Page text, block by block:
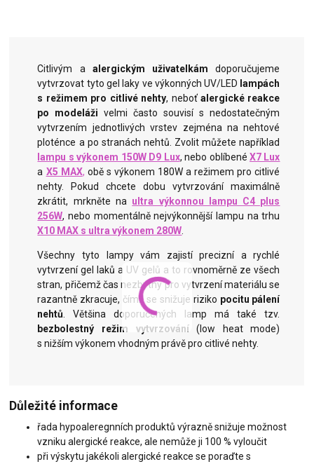
Citlivým a alergickým uživatelkám doporučujeme
vytvrzovat tyto gel laky ve výkonných UV/LED lampách
s režimem pro citlivé nehty, neboťalergické reakce
po modeláži velmi často souvisí s nedostatečným
vytvrzením jednotlivých vrstev zejména na nehtové
ploténce a po stranách nehtů. Zvolit můžete například
lampu s výkonem 150W D9 Lux, nebo oblíbenéX7 Lux
a X5 MAX, obě s výkonem 180W a režimem pro citlivé
nehty. Pokud chcete dobu vytvrzování maximálně
zkrátit, mrkněte na ultra výkonnou lampu C4 plus
256W, nebo momentálně nejvýkonnější lampu na trhu
X10 MAX s ultra výkonem 280W.
Všechny tyto lampy vám zajistí precizní a rychlé
vytvrzení gel laků a UV gelů a to rovnoměrně ze všech
stran, přičemž čas nezbytný pro vytvrzení materiálu se
razantně zkracuje, čímž se snižuje riziko pocitu pálení
nehtů. Většina doporučených lamp má také tzv.
bezbolestný režim vytvrzování(low heat mode)
s nižším výkonem vhodným právě pro citlivé nehty.
Důležité informace
řada hypoaleregnních produktů výrazně snižuje možnost
vzniku alergické reakce, ale nemůže ji 100 % vyloučit
při výskytu jakékoli alergické reakce se poraďte s